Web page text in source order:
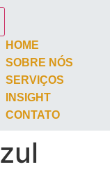
HOME
SOBRE NÓS
SERVIÇOS
INSIGHT
CONTATO